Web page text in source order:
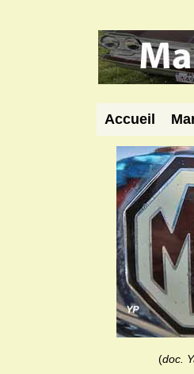
Accueil
(doc.